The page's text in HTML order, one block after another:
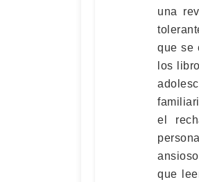
una
que se
los
el
que